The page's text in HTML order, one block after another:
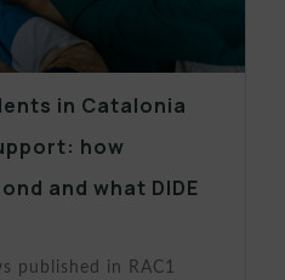
in Catalonia
how
and what DIDE
published in RAC1